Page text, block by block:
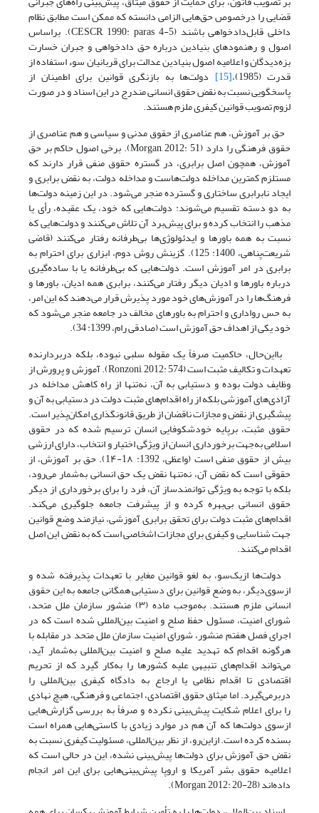
قضایی را درخصوص حق‌هایی الزامی دانسته که ممکن است مطابق نظام
داخلی قابل‌دادخواهی باشند (CESCR, 1990: paras 4-5). براساس
اصول و رهنمودهای بنیادین درباره‌ حق دادخواهی و جبران خسارت
بزه‌دیدگان و اعلامیه‌ اصول بنیادین عدالت برای قربانیان سوء استفاده از
قدرت (1985)، [15] دولت‌ها به بازنگری قوانین برای اطمینان از
پاسخگویی نسبت به نقض حقوق انسانی مندرج در این اسناد و در صورت
لزوم تصویب قوانین کیفری ملزم هستند.
حق بر آموزش، هم عناصری از حقوق مدنی و سیاسی و هم عناصری از
حقوق فرهنگی را دارد (Morgan, 2012: 51). برخی اصول حاکم بر حق
آموزش، همچون اصل برابری، در گستره‌ حقوق منفی قرار دارند که
مستلزم کمترین مداخله‌ دولت‌هاست و مداخله‌ دولت، به نقض برابری و
ایجاد نابرابری ساختاری و گسترده منجر می‌شود. در این زمینه دولت‌ها
به دو دسته تقسیم می‌شوند: دولت‌هایی که خود، یک عقیده، رأی یا
مذهب را انتخاب کرده و برای پیش‌برد آن تلاش می‌کنند و دولت‌هایی که
نسبت به همه‌ باورها و ایدئولوژی‌ها بی‌طرفانه رفتار می‌کنند (قاضی
شریعت‌پناهی، 1400: 125). گزینش روش دوم، ابزاری برای احترام به
برابری در امر آموزش است. دولت‌هایی که بی‌طرفانه یا با ساده‌گیری
درباره‌ باورها و ادیان دیگر رفتار می‌کنند، برابری همه ادیان، باورها و
فرهنگ‌ها را در آموزش‌های خود مورد پذیرش قرار می‌دهند که این امر،
به حس رواداری و احترام به باورهای مخالف در جامعه منجر می‌شود که
خود یکی از اهداف حق آموزش است (صادقی ‌رام، 1399: 34).
بااین‌حال، حاکمیت صرفاً یک مقوله‌ سلبی نبوده، بلکه دربردارنده‌
تعهدات و تکالیف مثبت است (Ronzoni, 2012: 574). آموزش و پرورش از
وظایف دولت بوده و دستیابی به آن، نه‌تنها از راه کاهش مداخله در
آزادی‌های آموزشی بلکه از راه اقدام‌های مثبت دولت در دستیابی به آن و
پیشگیری از نقض و مجازات ناقضان از طریق قانونگذاری امکان‌پذیر است.
حقوق مثبت، برپایه‌ خودشکوفایی انسان ترسیم شده که در حقوق
اسلامی به‌جهت برخورداری انسان از ویژگی اختیار و انتخاب، دارای ارزشی
بیش از حقوق منفی است (واعظی، 1392: 1۸-1۴). حق بر آموزش، از
حقوقی است که نقض آن، نه‌تنها نقض یک حق انسانی به‌شمار می‌رود،
بلکه با توجه به ویژگی توانمند‌ساز آن، فرد را برای برخورداری از دیگر
حقوق انسانی بی‌بهره کرده و از پیشرفت جامعه جلوگیری می‌کند.
اقدام‌های مثبت دولت برای تحقق برابری آموزشی، نیازمند وضع قوانین
جهت شناسایی و کیفری برای مجازات اشخاصی است که به نقض این اصل
اقدام می‌کنند.
دولت‌ها از‌یک‌سو، به لغو قوانین مغایر با تعهدات پذیرفته شده و
از‌سوی‌دیگر، به وضع قوانین برای دستیابی همگانی جامعه به این حقوق
انسانی ملزم هستند. به‌موجب ماده‌ (۳) منشور سازمان ملل متحد،
شورای امنیت، مسئول حفظ صلح و امنیت بین‌المللی شده است که در
اجرای فصل هفتم منشور، شورای امنیت سازمان ملل متحد در مقابله با
هرگونه اقدام که تهدید علیه صلح و امنیت بین‌المللی به‌شمار آید،
می‌تواند اقدام‌های تنبیهی علیه کشورها را به‌کار گیرد که از تحریم
اقتصادی تا اقدام نظامی یا ارجاع به دادگاه کیفری بین‌المللی را
دربرمی‌گیرد. اما میثاق حقوق اقتصادی، اجتماعی و فرهنگی، هیچ نهادی
را برای اعلام شکایت پیش‌بینی نکرده و صرفاً به بررسی گزارش‌هایی
ازسوی دولت‌ها که آن هم در موارد زیادی با کاستی‌هایی همراه است
بسنده کرده است. ازاین‌رو، از نظر بین‌المللی، مسئولیت کیفری نسبت به
نقض حق آموزش برای دولت‌ها پیش‌بینی نشده، این در حالی است که
اعلامیه‌ حقوق بشر آمریکا و اروپا پیش‌بینی‌هایی برای این امر انجام
داده‌اند (Morgan, 2012: 20-28).